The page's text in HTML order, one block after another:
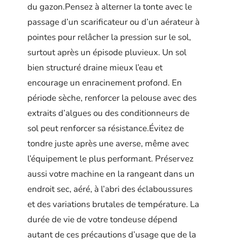
du gazon.Pensez à alterner la tonte avec le
passage d’un scarificateur ou d’un aérateur à
pointes pour relâcher la pression sur le sol,
surtout après un épisode pluvieux. Un sol
bien structuré draine mieux l’eau et
encourage un enracinement profond. En
période sèche, renforcer la pelouse avec des
extraits d’algues ou des conditionneurs de
sol peut renforcer sa résistance.Évitez de
tondre juste après une averse, même avec
l’équipement le plus performant. Préservez
aussi votre machine en la rangeant dans un
endroit sec, aéré, à l’abri des éclaboussures
et des variations brutales de température. La
durée de vie de votre tondeuse dépend
autant de ces précautions d’usage que de la